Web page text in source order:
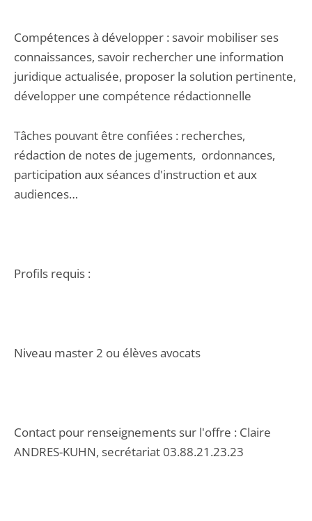
Compétences à développer : savoir mobiliser ses
connaissances, savoir rechercher une information
juridique actualisée, proposer la solution pertinente,
développer une compétence rédactionnelle
Tâches pouvant être confiées : recherches,
rédaction de notes de jugements, ordonnances,
participation aux séances d'instruction et aux
audiences…
Profils requis :
Niveau master 2 ou élèves avocats
Contact pour renseignements sur l'offre : Claire
ANDRES-KUHN, secrétariat 03.88.21.23.23